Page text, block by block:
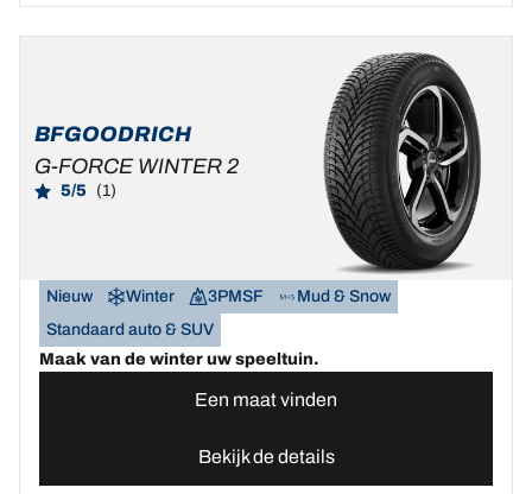
BFGOODRICH
G-FORCE WINTER 2
5/5 (1)
Nieuw Winter 3PMSF
Mud & Snow
Standaard auto & SUV
Maak van de winter uw speeltuin.
Een maat vinden
Bekijk de details